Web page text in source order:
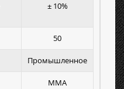
± 10%
50
Промышленное
MMA